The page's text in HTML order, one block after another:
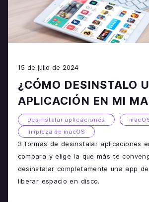
15 de julio de 2024
¿CÓMO DESINSTALO
APLICACIÓN EN MI
Desinstalar aplicaciones
limpieza de macOS
3 formas de desinstalar aplicaciones
compara y elige la que más te
desinstalar completamente una app
liberar espacio en disco.